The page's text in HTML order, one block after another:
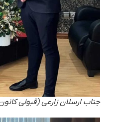
جناب ارسلان زارعی (قبولی کانون